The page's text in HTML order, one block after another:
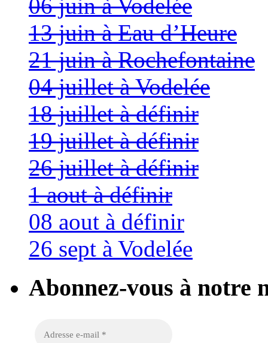
06 juin à Vodelée
13 juin à Eau d’Heure
21 juin à Rochefontaine
04 juillet à Vodelée
18 juillet à définir
19 juillet à définir
26 juillet à définir
1 aout à définir
08 aout à définir
26 sept à Vodelée
Abonnez-vous à notre